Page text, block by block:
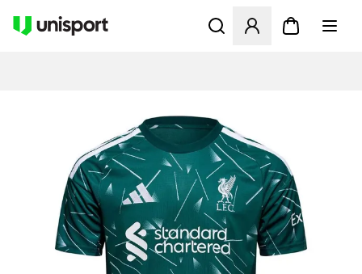
Åpner en Modal for å